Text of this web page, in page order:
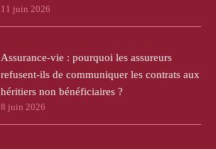
11 juin 2026
Assurance-vie : pourquoi les assureurs
refusent-ils de communiquer les contrats aux
héritiers non bénéficiaires ?
8 juin 2026